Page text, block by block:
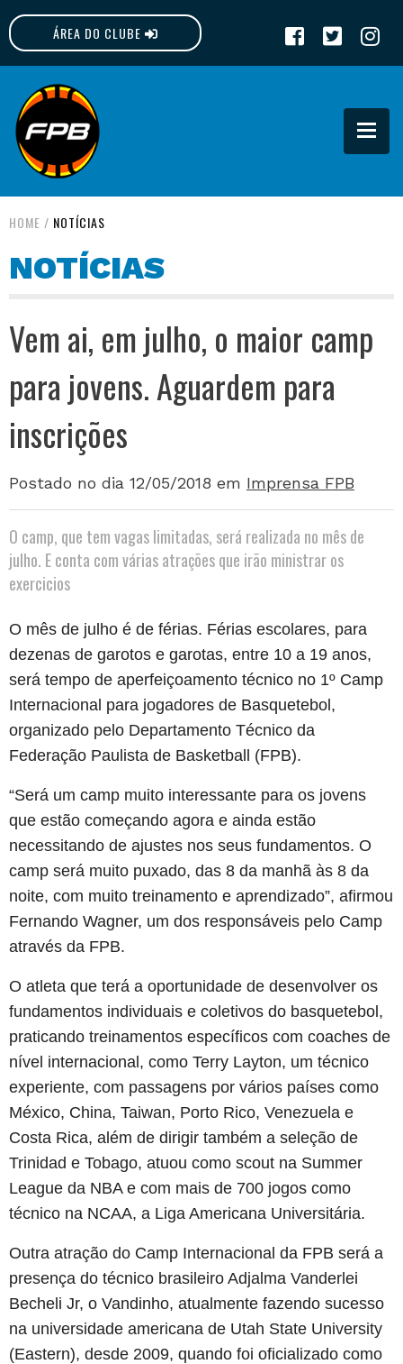
ÁREA DO CLUBE
FPB
HOME / NOTÍCIAS
NOTÍCIAS
Vem ai, em julho, o maior camp
para jovens. Aguardem para
inscrições
Postado no dia 12/05/2018 em Imprensa FPB
O camp, que tem vagas limitadas, será realizada no mês de
julho. E conta com várias atrações que irão ministrar os
exercicios
O mês de julho é de férias. Férias escolares, para
dezenas de garotos e garotas, entre 10 a 19 anos,
será tempo de aperfeiçoamento técnico no 1º Camp
Internacional para jogadores de Basquetebol,
organizado pelo Departamento Técnico da
Federação Paulista de Basketball (FPB).
“Será um camp muito interessante para os jovens
que estão começando agora e ainda estão
necessitando de ajustes nos seus fundamentos. O
camp será muito puxado, das 8 da manhã às 8 da
noite, com muito treinamento e aprendizado”, afirmou
Fernando Wagner, um dos responsáveis pelo Camp
através da FPB.
O atleta que terá a oportunidade de desenvolver os
fundamentos individuais e coletivos do basquetebol,
praticando treinamentos específicos com coaches de
nível internacional, como Terry Layton, um técnico
experiente, com passagens por vários países como
México, China, Taiwan, Porto Rico, Venezuela e
Costa Rica, além de dirigir também a seleção de
Trinidad e Tobago, atuou como scout na Summer
League da NBA e com mais de 700 jogos como
técnico na NCAA, a Liga Americana Universitária.
Outra atração do Camp Internacional da FPB será a
presença do técnico brasileiro Adjalma Vanderlei
Becheli Jr, o Vandinho, atualmente fazendo sucesso
na universidade americana de Utah State University
(Eastern), desde 2009, quando foi oficializado como